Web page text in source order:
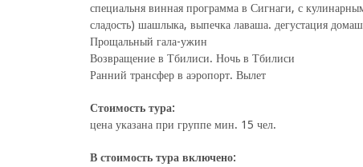
специальня винная программа в Сигнаги, с
сладость) шашлыка, выпечка лаваша. дегустация
Прощальный гала-ужин
Возвращение в Тбилиси. Ночь в Тбилиси
Ранний трансфер в аэропорт. Вылет
Стоимость тура:
цена указана при группе мин. 15 чел.
В стоимость тура включено: